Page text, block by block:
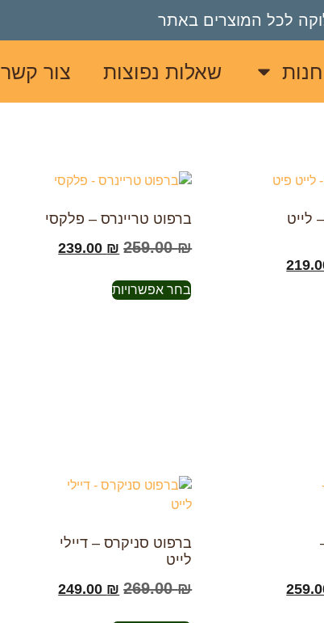
לכל המוצרים באתר
חנות שאלות נפוצות צור קשר
לייט
ברפוט טריינרס – פלקסי
259.00₪
239.00 ₪
בחר אפשרויות
ברפוט סניקרס – דיילי
לייט
269.00₪
249.00 ₪